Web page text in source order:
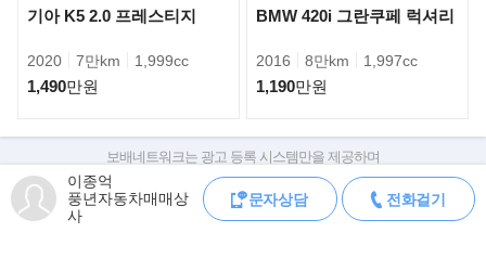
현재 저희매장은 현대캐피탈 제휴매매상사로, 합리적인 금리로 이
용하실수있습니다.
》차량 문의 방법
- 차량은 수원IC근처 오토허브매매단지 실내주차 중입니다.
(용인시 기흥구 중부대로242, A동3층 W341.342호 풍년상사)
기아 K5 2.0 프레스티지
2020 7만km 1,999cc
1,490만원
BMW 420i 그란쿠페 럭셔리
2016 8만km 1,997cc
1,190만원
이종억
풍년자동차매매상
사
문자상담 전화걸기
보배네트워크는 광고 등록 시스템만을 제공하며
판매자가 직접 등록한 내용에 대한 모든 책임은 판매자에게 있습니다.
차량 구매 시 차량등록증, 성능점검기록부, 실제 차량 상태,
차대번호 조회로 직접 정보를 확인하세요.